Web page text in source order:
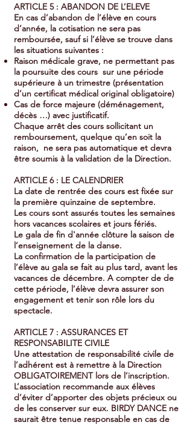
ARTICLE 5 : ABANDON DE L’ELEVE
En cas d’abandon de l’élève en cours
d’année, la cotisation ne sera pas
remboursée, sauf si l’élève se trouve dans
les situations suivantes :
Raison médicale grave, ne permettant pas
la poursuite des cours sur une période
supérieure à un trimestre (présentation
d’un certificat médical original obligatoire)
Cas de force majeure (déménagement,
décès …) avec justificatif.
Chaque arrêt des cours sollicitant un
remboursement, quelque qu’en soit la
raison, ne sera pas automatique et devra
être soumis à la validation de la Direction.
ARTICLE 6 : LE CALENDRIER
La date de rentrée des cours est fixée sur
la première quinzaine de septembre.
Les cours sont assurés toutes les semaines
hors vacances scolaires et jours fériés.
Le gala de fin d'année clôture la saison de
l’enseignement de la danse.
La confirmation de la participation de
l’élève au gala se fait au plus tard, avant les
vacances de décembre. A compter de de
cette période, l’élève devra assurer son
engagement et tenir son rôle lors du
spectacle.
ARTICLE 7 : ASSURANCES ET
RESPONSABILITE CIVILE
Une attestation de responsabilité civile de
l’adhérent est à remettre à la Direction
OBLIGATOIREMENT lors de l’inscription.
L’association recommande aux élèves
d’éviter d’apporter des objets précieux ou
de les conserver sur eux. BIRDY DANCE ne
saurait être tenue responsable en cas de